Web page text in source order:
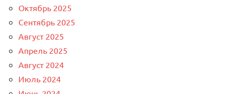
Октябрь 2025
Сентябрь 2025
Август 2025
Апрель 2025
Август 2024
Июль 2024